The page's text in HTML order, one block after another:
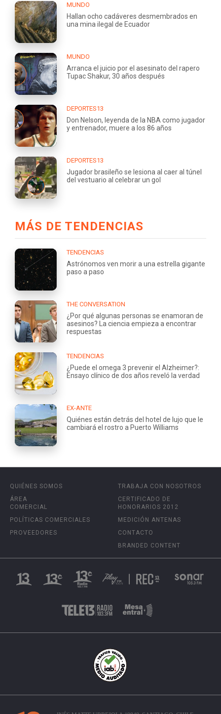
MUNDO
Hallan ocho cadáveres desmembrados en
una mina ilegal de Ecuador
MUNDO
Arranca el juicio por el asesinato del rapero
Tupac Shakur, 30 años después
DEPORTES13
Don Nelson, leyenda de la NBA como jugador
y entrenador, muere a los 86 años
DEPORTES13
Jugador brasileño se lesiona al caer al túnel
del vestuario al celebrar un gol
MÁS DE TENDENCIAS
TENDENCIAS
Astrónomos ven morir a una estrella gigante
paso a paso
THE CONVERSATION
¿Por qué algunas personas se enamoran de
asesinos? La ciencia empieza a encontrar
respuestas
TENDENCIAS
¿Puede el omega 3 prevenir el Alzheimer?:
Ensayo clínico de dos años reveló la verdad
EX-ANTE
Quiénes están detrás del hotel de lujo que le
cambiará el rostro a Puerto Williams
QUIÉNES SOMOS
ÁREA
COMERCIAL
POLÍTICAS COMERCIALES
PROVEEDORES
TRABAJA CON NOSOTROS
CERTIFICADO DE
HONORARIOS 2012
MEDICIÓN ANTENAS
CONTACTO
BRANDED CONTENT